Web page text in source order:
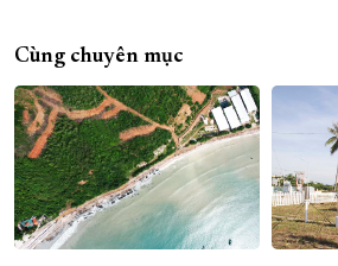
Cùng chuyên mục